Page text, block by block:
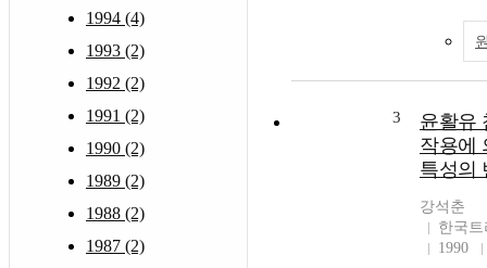
1994 (4)
1993 (2)
1992 (2)
1991 (2)
1990 (2)
1989 (2)
1988 (2)
1987 (2)
3
윤활유
작용에
특성의
강석춘
한국
1990